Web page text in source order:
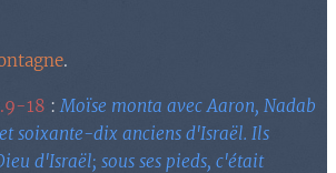
.
18 :Moïse monta avec Aaron, Nadab
soixante-dix anciens d'Israël. Ils
d'Israël; sous ses pieds, c'était